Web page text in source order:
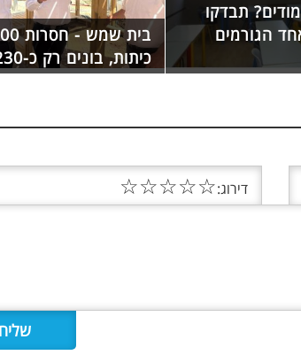
תבדקו
הגורמים
בית שמש -
כיתות, בונים רק כ-230!!!!
דירוג:☆
☆
☆
☆
☆